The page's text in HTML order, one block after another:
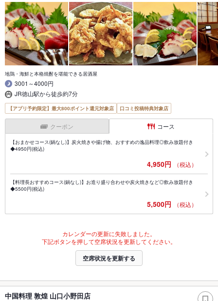
地鶏・海鮮と本格焼酎を堪能できる居酒屋
3001～4000円
JR徳山駅から徒歩約7分
【アプリ予約限定】最大800ポイント還元対象店 口コミ投稿特典対象店
クーポン コース
【おまかせコース(鍋なし)】炭火焼きや揚げ物、おすすめの逸品料理◎飲み放題付き
◆4950円(税込)
4,950円 （税込）
【料理長おすすめコース(鍋なし)】お造り盛り合わせや炭火焼きなど◎飲み放題付き
◆5500円(税込)
5,500円 （税込）
カレンダーの更新に失敗しました。
下記ボタンを押して空席状況を更新してください。
空席状況を更新する
中国料理 敦煌 山口小野田店